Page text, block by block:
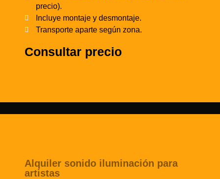
precio).
Incluye montaje y desmontaje.
Transporte aparte según zona.
Consultar precio
Alquiler sonido iluminación para
artistas